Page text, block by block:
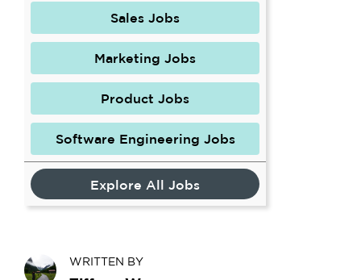
Sales Jobs
Marketing Jobs
Product Jobs
Software Engineering Jobs
Explore All Jobs
WRITTEN BY